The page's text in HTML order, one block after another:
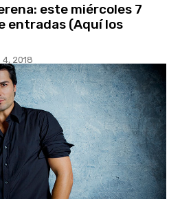
este miércoles 7
entradas (Aquí los
2018